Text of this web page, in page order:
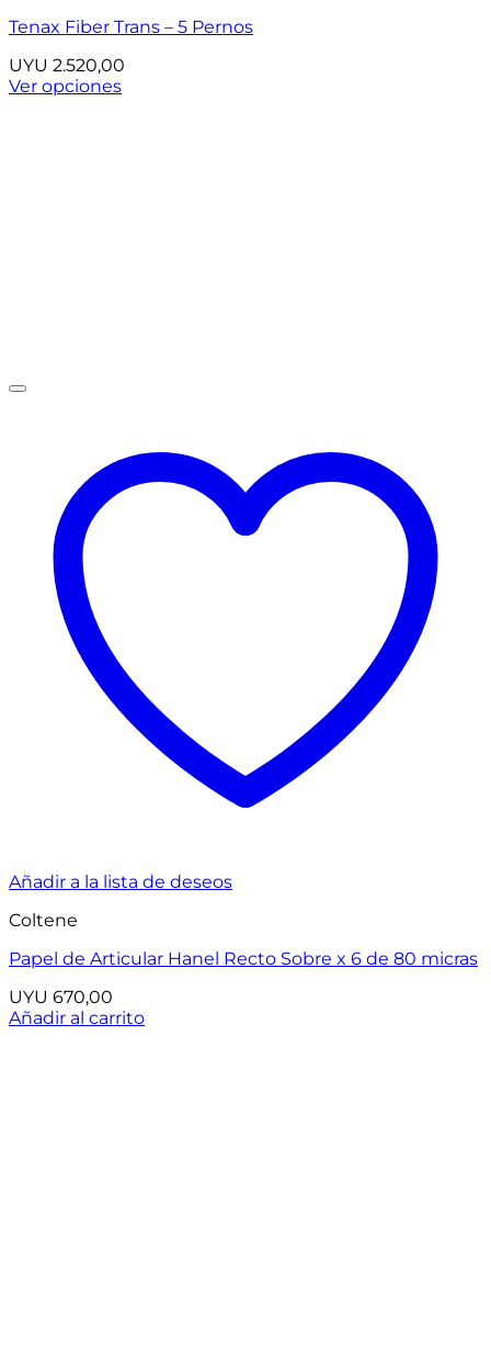
Tenax Fiber Trans – 5 Pernos
UYU 2.520,00
Ver opciones
producto
Añadir a la lista de deseos
Coltene
Papel de Articular Hanel Recto Sobre x 6 de 80 micras
UYU 670,00
Añadir al carrito